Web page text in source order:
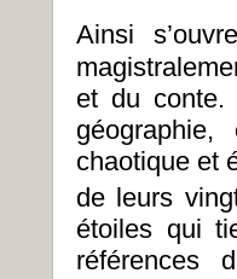
Ainsi
et du conte.
chaotique et
de leurs
étoiles qui
références